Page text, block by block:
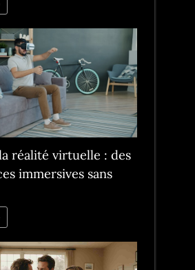
réalité virtuelle : des
immersives sans